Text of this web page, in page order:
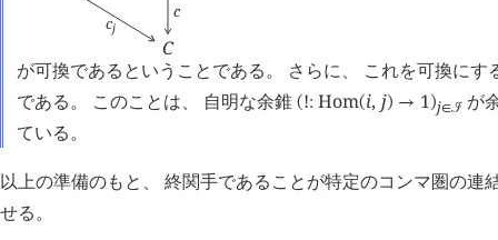
C
󰔃
c
cj
が可換であるということである。 さらに、 これを可換にす
である。 このことは、 自明な余錐 ( !: Hom( i, j) → 1)j∈󰒠が
ている。
以上の準備のもと、 終関手であることが特定のコンマ圏の連
せる。